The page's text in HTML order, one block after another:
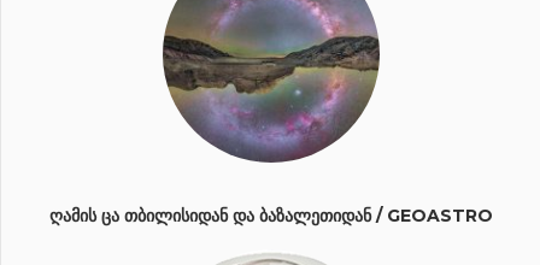
ᲦᲐᲛᲘᲡ ᲪᲐ ᲗᲑᲘᲚᲘᲡᲘᲓᲐᲜ ᲓᲐ ᲑᲐᲖᲐᲚᲔᲗᲘᲓᲐᲜ / GEOASTRO